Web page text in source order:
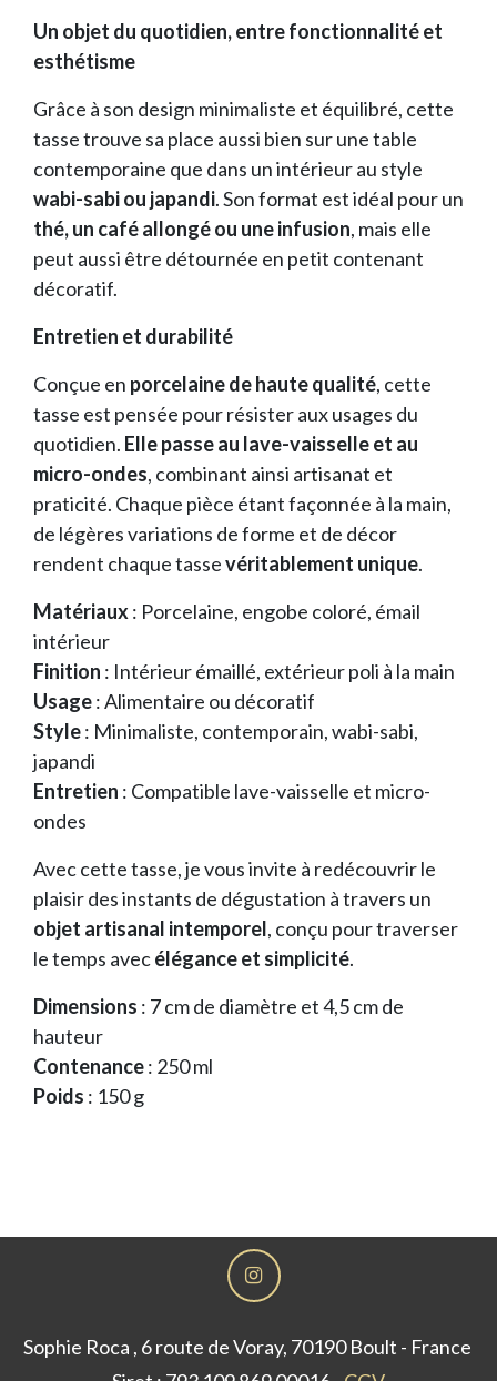
Un objet du quotidien, entre fonctionnalité et
esthétisme
Grâce à son design minimaliste et équilibré, cette
tasse trouve sa place aussi bien sur une table
contemporaine que dans un intérieur au style
wabi-sabi ou japandi. Son format est idéal pour un
thé, un café allongé ou une infusion, mais elle
peut aussi être détournée en petit contenant
décoratif.
Entretien et durabilité
Conçue en porcelaine de haute qualité, cette
tasse est pensée pour résister aux usages du
quotidien. Elle passe au lave-vaisselle et au
micro-ondes, combinant ainsi artisanat et
praticité. Chaque pièce étant façonnée à la main,
de légères variations de forme et de décor
rendent chaque tassevéritablement unique.
Matériaux: Porcelaine, engobe coloré, émail
intérieur
Finition : Intérieur émaillé, extérieur poli à la main
Usage: Alimentaire ou décoratif
Style: Minimaliste, contemporain, wabi-sabi,
japandi
Entretien : Compatible lave-vaisselle et micro-
ondes
Avec cette tasse, je vous invite à redécouvrir le
plaisir des instants de dégustation à travers un
objet artisanal intemporel, conçu pour traverser
le temps avecélégance et simplicité.
Dimensions : 7 cm de diamètre et 4,5 cm de
hauteur
Contenance: 250 ml
Poids : 150 g
Sophie Roca , 6 route de Voray, 70190 Boult - France